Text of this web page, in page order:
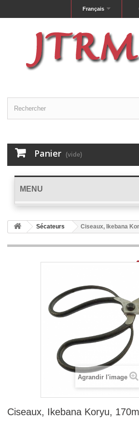
Français
Panier (vide)
MENU
Sécateurs Ciseaux, Ikebana
Agrandir l'image
Ciseaux, Ikebana Koryu,